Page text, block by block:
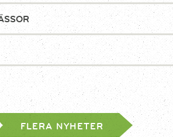
FLERA NYHETER